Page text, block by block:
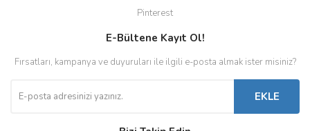
Pinterest
E-Bültene Kayıt Ol!
Fırsatları, kampanya ve duyuruları ile ilgili e-posta almak ister misiniz?
EKLE